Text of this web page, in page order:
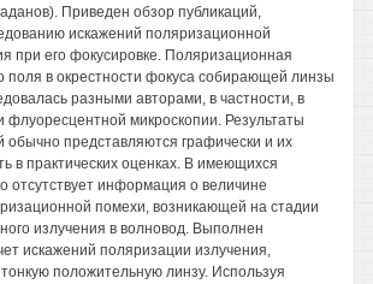
Приведен обзор публикаций,
искажений поляризационной
при его фокусировке. Поляризационная
поля в окрестности фокуса собирающей линзы
разными авторами, в частности, в
флуоресцентной микроскопии. Результаты
обычно представляются графически и их
в практических оценках. В имеющихся
отсутствует информация о величине
помехи, возникающей на стадии
излучения в волновод. Выполнен
искажений поляризации излучения,
положительную линзу. Используя